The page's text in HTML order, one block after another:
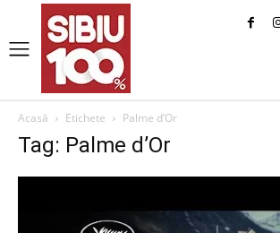
Acasă Etichete Palme d’Or
Tag: Palme d’Or